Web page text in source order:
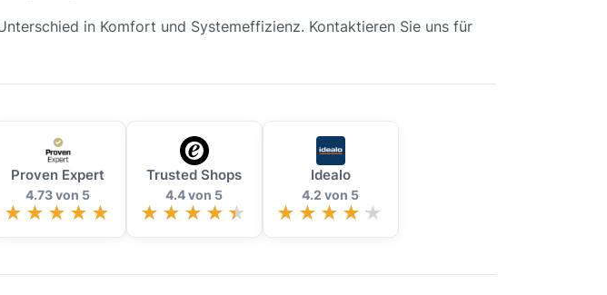
in Komfort und Systemeffizienz. Kontaktieren Sie uns für
Proven Expert
4.73 von 5
Trusted Shops
4.4 von 5
Idealo
4.2 von 5